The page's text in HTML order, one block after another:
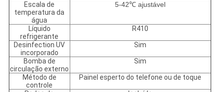
Escala de
temperatura da
água
5-42℃ ajustável
Líquido
refrigerante
R410
Desinfection UV
incorporado
Sim
Bomba de
circulação externo
Sim
Método de
controle
Painel esperto do telefone ou de toque